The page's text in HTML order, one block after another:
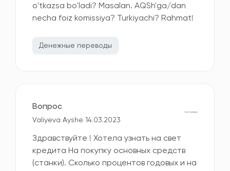
o'tkazsa bo'ladi? Masalan. AQSh'ga/dan
necha foiz komissiya? Turkiyachi? Rahmat!
Денежные переводы
Вопрос
Valiyeva Ayshe 14.03.2023
Здравствуйте ! Хотела узнать на свет
кредита На покупку основных средств
(станки). Сколько процентов годовых и на